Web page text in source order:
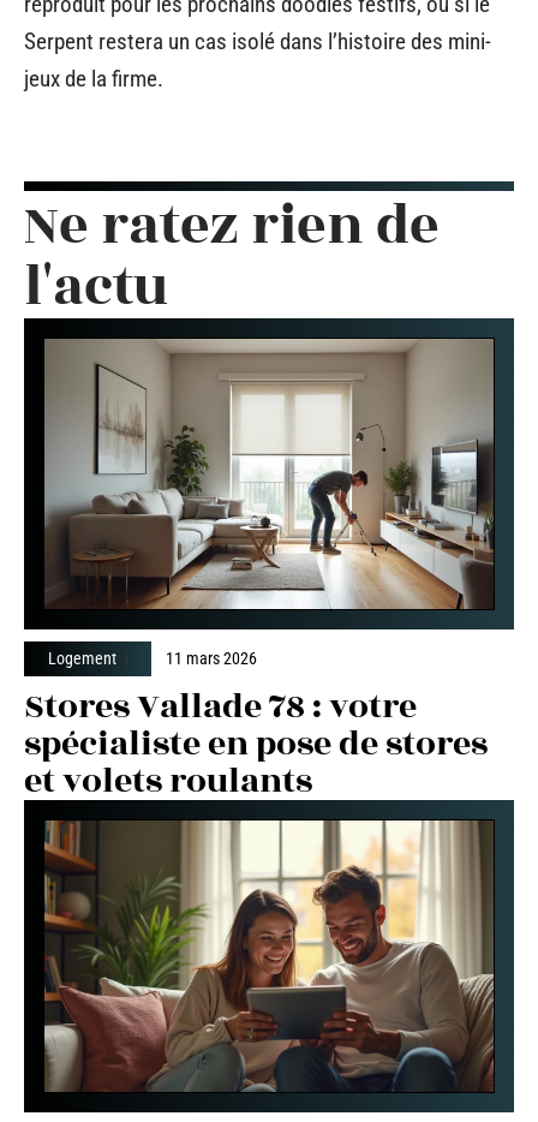
Serpent restera un cas isolé dans l’histoire des mini-
jeux de la firme.
Ne ratez rien de
l'actu
Logement 11 mars 2026
Stores Vallade 78 : votre
spécialiste en pose de stores
et volets roulants